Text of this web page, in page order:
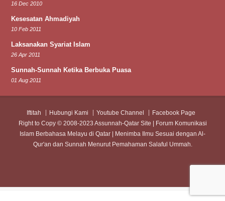
16 Dec 2010
Kesesatan Ahmadiyah
10 Feb 2011
Laksanakan Syariat Islam
26 Apr 2011
Sunnah-Sunnah Ketika Berbuka Puasa
01 Aug 2011
Iftitah Hubungi Kami Youtube Channel
Facebook Page
Right to Copy © 2008-2023 Assunnah-Qatar Site | Forum Komunikasi
Islam Berbahasa Melayu di Qatar | Menimba Ilmu Sesuai dengan Al-
Qur'an dan Sunnah Menurut Pemahaman Salaful Ummah.